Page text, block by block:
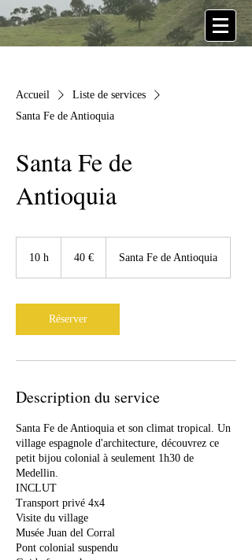
Accueil
Liste de services
Santa Fe de Antioquia
Santa Fe de
Antioquia
10 h 40 € Santa Fe de Antioquia
Réserver
Description du service
Santa Fe de Antioquia et son climat tropical. Un
village espagnole d'architecture, découvrez ce
petit bijou colonial à seulement 1h30 de
Medellin.
INCLUT
Transport privé 4x4
Visite du village
Musée Juan del Corral
Pont colonial suspendu